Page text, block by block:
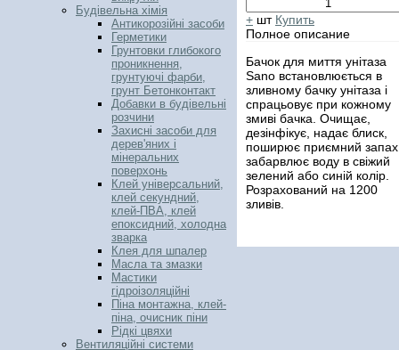
Будівельна хімія
Антикорозійні засоби
Герметики
Грунтовки глибокого
проникнення,
грунтуючі фарби,
грунт Бетонконтакт
Добавки в будівельні
розчини
Захисні засоби для
дерев'яних і
мінеральних
поверхонь
Клей універсальний,
клей секундний,
клей-ПВА, клей
епоксидний, холодна
зварка
Клея для шпалер
Масла та змазки
Мастики
гідроізоляційні
Піна монтажна, клей-
піна, очисник піни
Рідкі цвяхи
Вентиляційні системи
+ шт Купить
Полное описание
Бачок для миття унітаза
Sano встановлюється в
зливному бачку унітаза і
спрацьовує при кожному
змиві бачка. Очищає,
дезінфікує, надає блиск,
поширює приємний запах
забарвлює воду в свіжий
зелений або синій колір.
Розрахований на 1200
зливів.